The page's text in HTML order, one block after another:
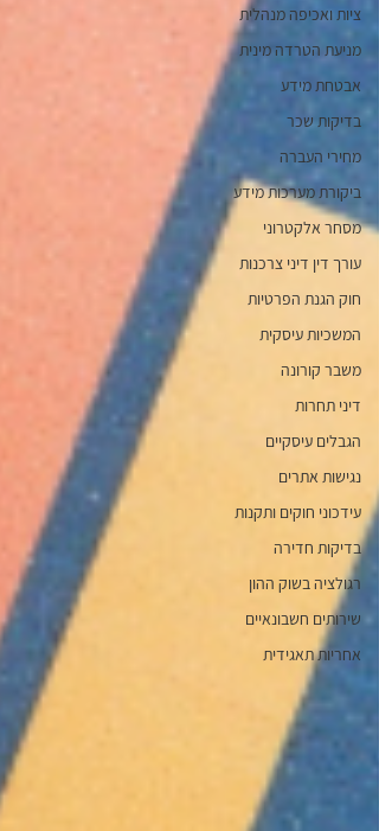
ציות ואכיפה מנהלית
מניעת הטרדה מינית
אבטחת מידע
בדיקות שכר
מחירי העברה
ביקורת מערכות מידע
מסחר אלקטרוני
עורך דין דיני צרכנות
חוק הגנת הפרטיות
המשכיות עיסקית
משבר קורונה
דיני תחרות
הגבלים עיסקיים
נגישות אתרים
עידכוני חוקים ותקנות
בדיקות חדירה
רגולציה בשוק ההון
שירותים חשבונאיים
אחריות תאגידית